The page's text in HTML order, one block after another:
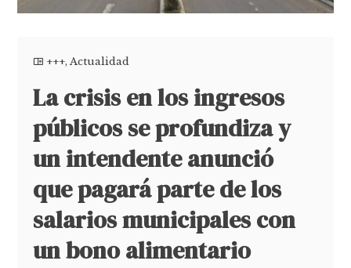
+++,Actualidad
La crisis en los ingresos
públicos se profundiza y
un intendente anunció
que pagará parte de los
salarios municipales con
un bono alimentario